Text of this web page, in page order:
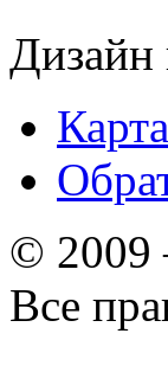
Дизайн
© 2009
Все